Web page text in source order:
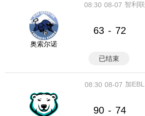
08-07
08:30 智利联
奥索尔诺
63 - 72
已结束
08-07
08:30 加EBL
90 - 74